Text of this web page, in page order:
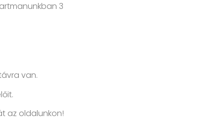
3
van.
az oldalunkon!